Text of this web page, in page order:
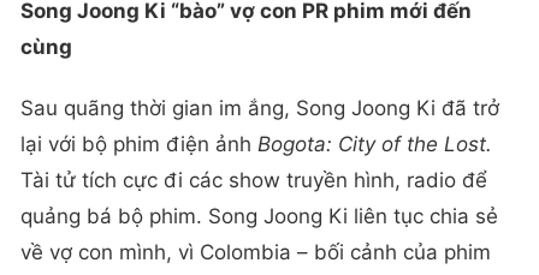
Song Joong Ki “bào” vợ con PR phim mới đến
cùng
Sau quãng thời gian im ắng, Song Joong Ki đã trở
lại với bộ phim điện ảnh Bogota: City of the Lost.
Tài tử tích cực đi các show truyền hình, radio để
quảng bá bộ phim. Song Joong Ki liên tục chia sẻ
về vợ con mình, vì Colombia – bối cảnh của phim